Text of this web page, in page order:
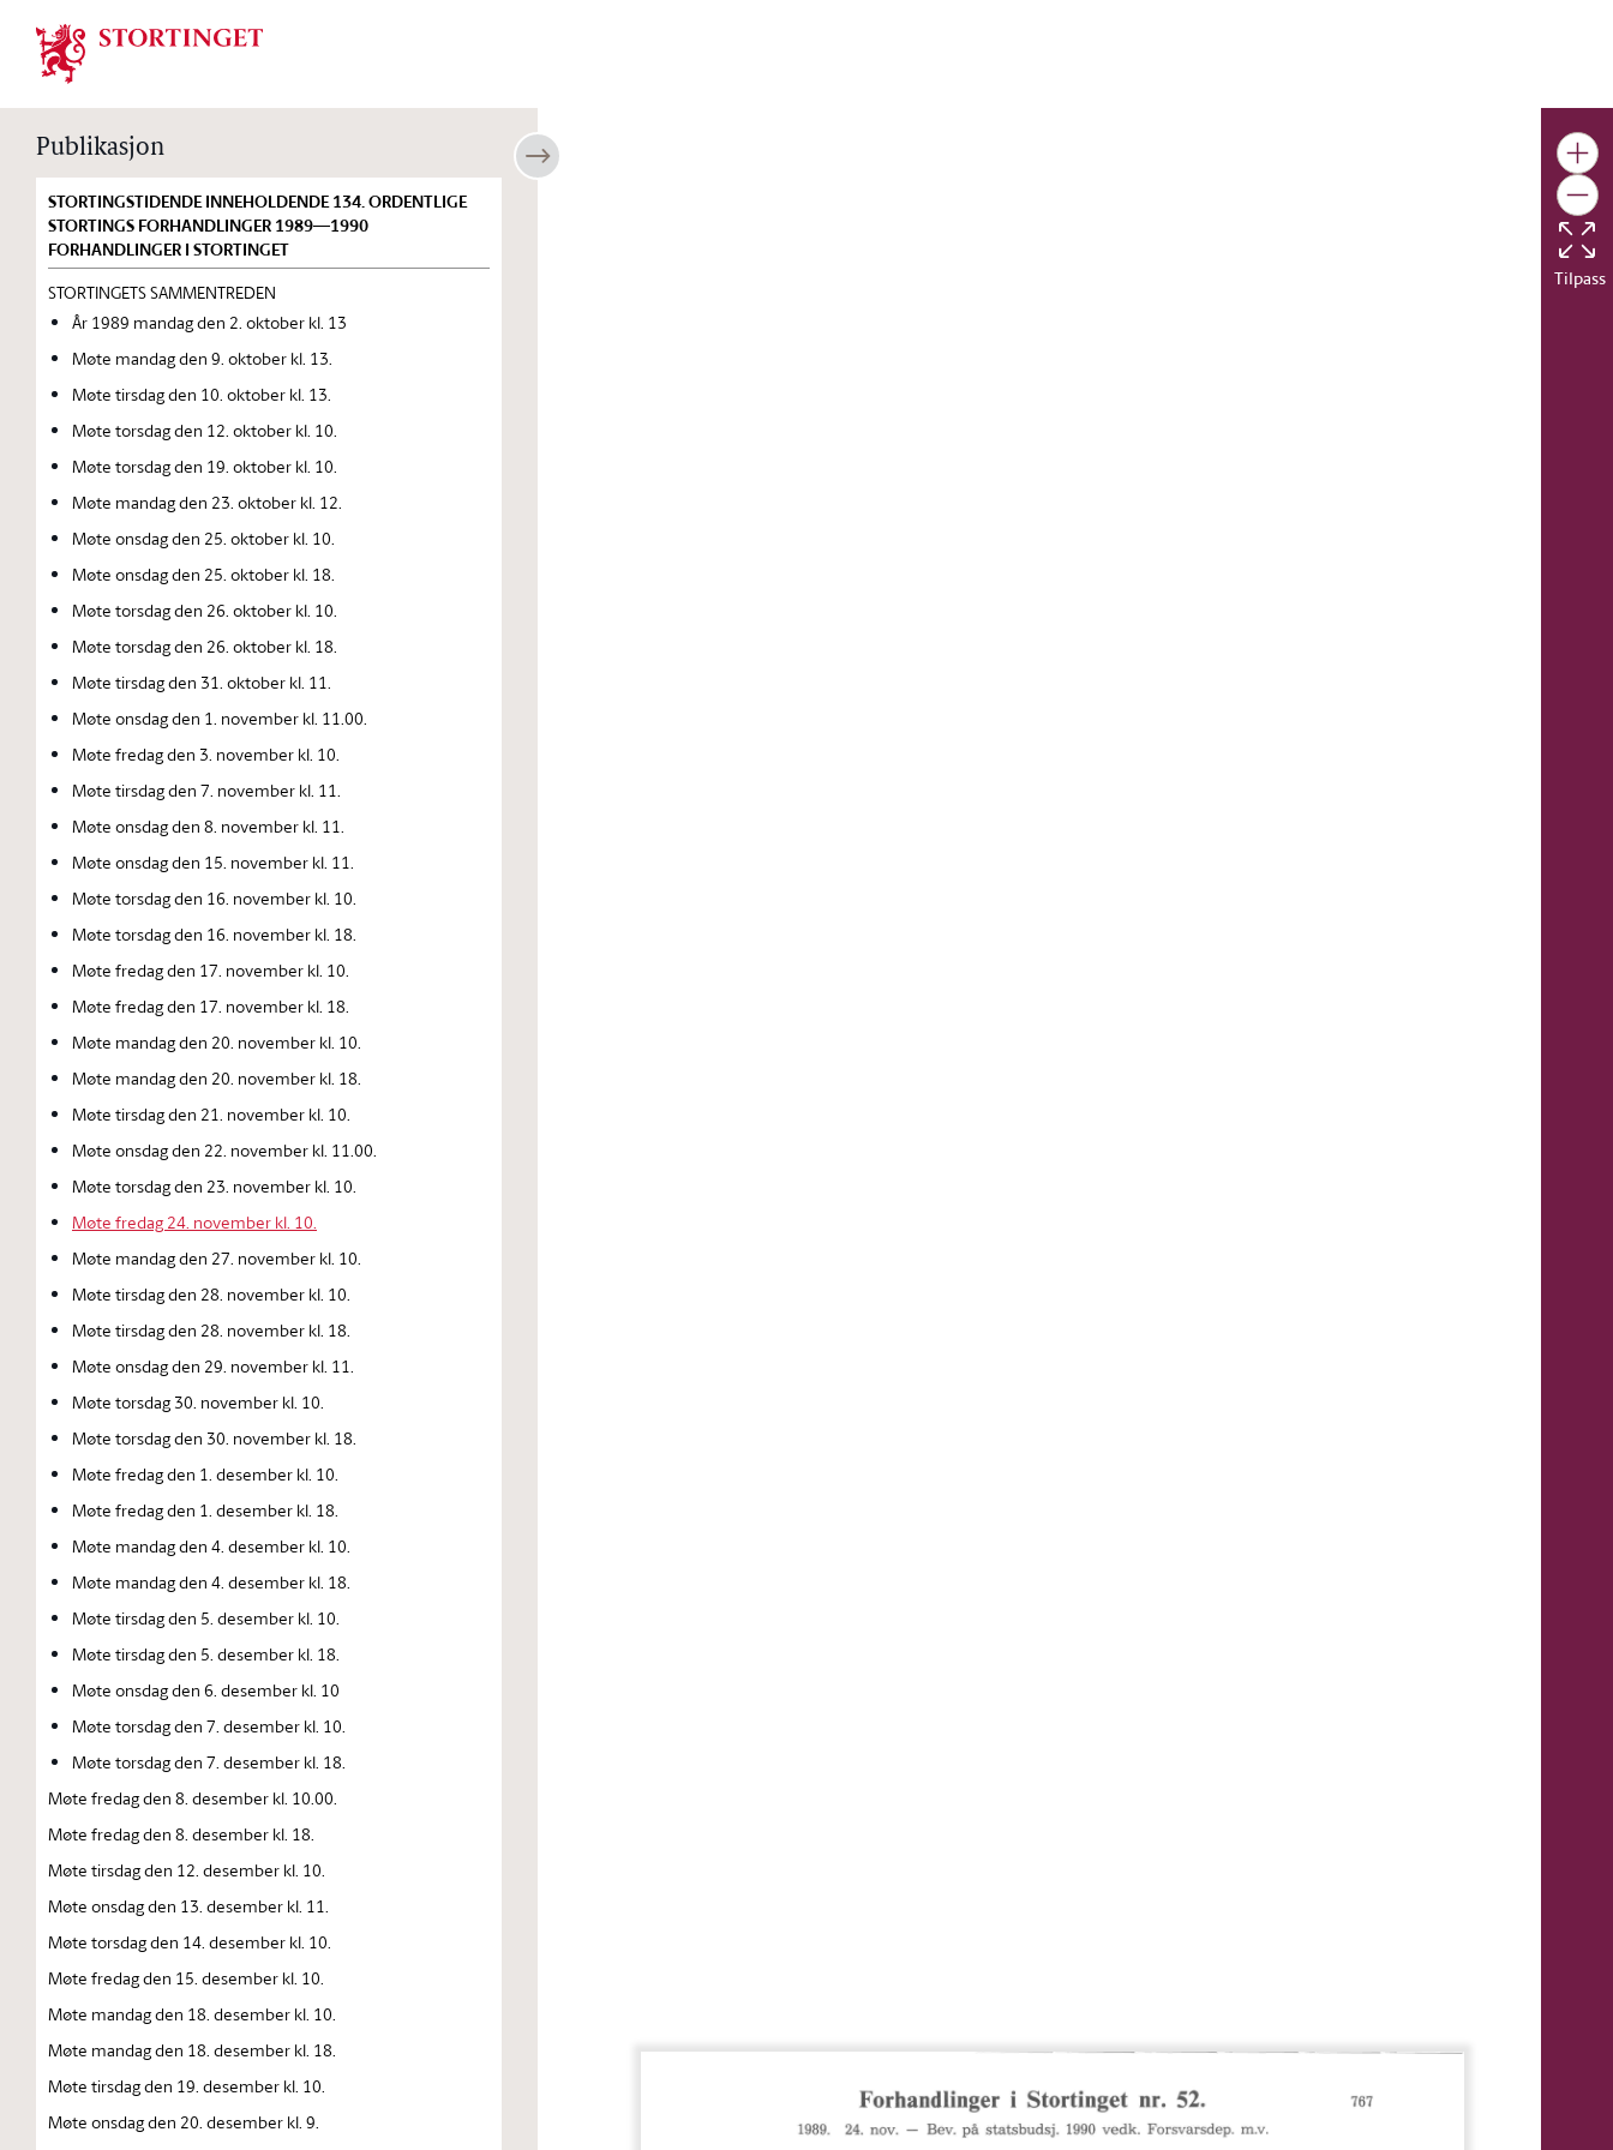
Stortinget.no
Publikasjon
STORTINGSTIDENDE INNEHOLDENDE 134. ORDENTLIGE
STORTINGS FORHANDLINGER 1989—1990
FORHANDLINGER I STORTINGET
STORTINGETS SAMMENTREDEN
År 1989 mandag den 2. oktober kl. 13
Møte mandag den 9. oktober kl. 13.
Møte tirsdag den 10. oktober kl. 13.
Møte torsdag den 12. oktober kl. 10.
Møte torsdag den 19. oktober kl. 10.
Møte mandag den 23. oktober kl. 12.
Møte onsdag den 25. oktober kl. 10.
Møte onsdag den 25. oktober kl. 18.
Møte torsdag den 26. oktober kl. 10.
Møte torsdag den 26. oktober kl. 18.
Møte tirsdag den 31. oktober kl. 11.
Møte onsdag den 1. november kl. 11.00.
Møte fredag den 3. november kl. 10.
Møte tirsdag den 7. november kl. 11.
Møte onsdag den 8. november kl. 11.
Møte onsdag den 15. november kl. 11.
Møte torsdag den 16. november kl. 10.
Møte torsdag den 16. november kl. 18.
Møte fredag den 17. november kl. 10.
Møte fredag den 17. november kl. 18.
Møte mandag den 20. november kl. 10.
Møte mandag den 20. november kl. 18.
Møte tirsdag den 21. november kl. 10.
Møte onsdag den 22. november kl. 11.00.
Møte torsdag den 23. november kl. 10.
Møte fredag 24. november kl. 10.
Møte mandag den 27. november kl. 10.
Møte tirsdag den 28. november kl. 10.
Møte tirsdag den 28. november kl. 18.
Møte onsdag den 29. november kl. 11.
Møte torsdag 30. november kl. 10.
Møte torsdag den 30. november kl. 18.
Møte fredag den 1. desember kl. 10.
Møte fredag den 1. desember kl. 18.
Møte mandag den 4. desember kl. 10.
Møte mandag den 4. desember kl. 18.
Møte tirsdag den 5. desember kl. 10.
Møte tirsdag den 5. desember kl. 18.
Møte onsdag den 6. desember kl. 10
Møte torsdag den 7. desember kl. 10.
Møte torsdag den 7. desember kl. 18.
Møte fredag den 8. desember kl. 10.00.
Møte fredag den 8. desember kl. 18.
Møte tirsdag den 12. desember kl. 10.
Møte onsdag den 13. desember kl. 11.
Møte torsdag den 14. desember kl. 10.
Møte fredag den 15. desember kl. 10.
Møte mandag den 18. desember kl. 10.
Møte mandag den 18. desember kl. 18.
Møte tirsdag den 19. desember kl. 10.
Møte onsdag den 20. desember kl. 9.